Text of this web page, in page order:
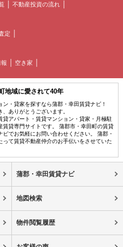
不動産投資の流れ
定
空き家
地域に愛されて40年
・貸家を探すなら蒲郡・幸田賃貸ナビ！
ありがとうございます。
貸アパート・賃貸マンション・貸家・月極駐
貸専門サイトです。 蒲郡市・幸田町の賃貸
でお気軽にお問い合わせください。 蒲郡・
て賃貸不動産仲介のお手伝いをさせていた
蒲郡・幸田賃貸ナビ
地図検索
物件閲覧履歴